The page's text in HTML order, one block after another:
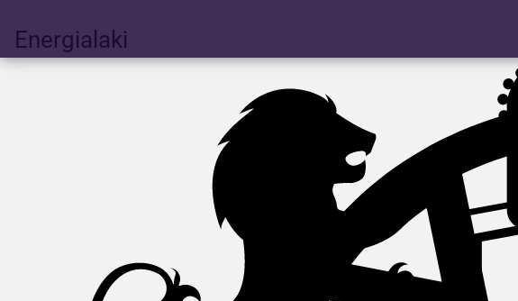
Energialaki